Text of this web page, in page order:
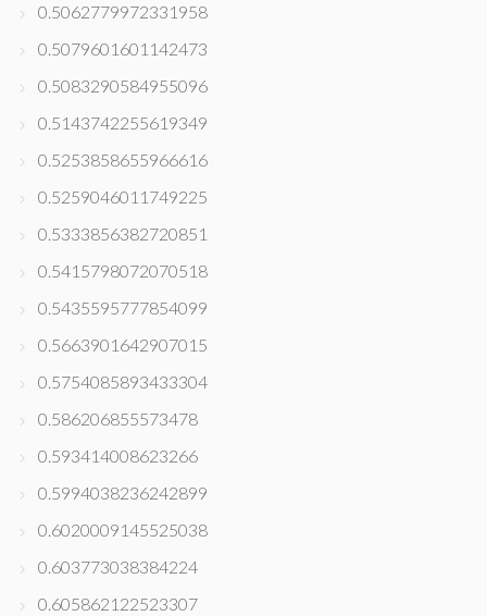
0.5062779972331958
0.5079601601142473
0.5083290584955096
0.5143742255619349
0.5253858655966616
0.5259046011749225
0.5333856382720851
0.5415798072070518
0.5435595777854099
0.5663901642907015
0.5754085893433304
0.586206855573478
0.593414008623266
0.5994038236242899
0.6020009145525038
0.603773038384224
0.605862122523307